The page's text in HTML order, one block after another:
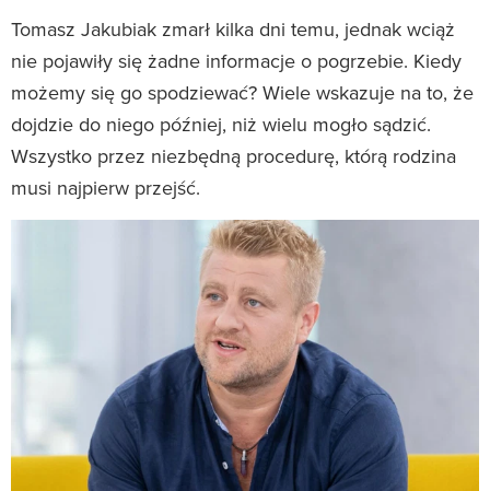
Tomasz Jakubiak zmarł kilka dni temu, jednak wciąż
nie pojawiły się żadne informacje o pogrzebie. Kiedy
możemy się go spodziewać? Wiele wskazuje na to, że
dojdzie do niego później, niż wielu mogło sądzić.
Wszystko przez niezbędną procedurę, którą rodzina
musi najpierw przejść.